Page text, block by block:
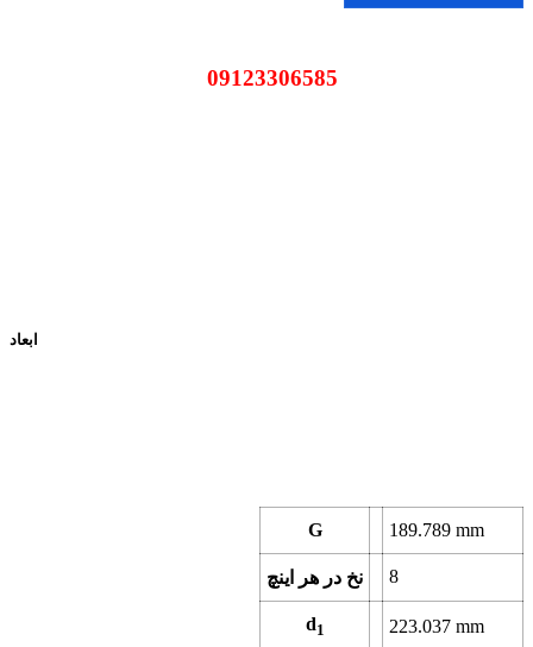
ابعاد
G 189.789 mm
نخ در هر اینچ 8
d1 223.037 mm